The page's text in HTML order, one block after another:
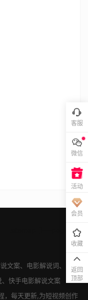
[!---page.sta
文案、 电影解说词、
电影
、 快手电影解说文案
，每天更新,为短视频创作
客服
微信
活动
会员
收藏
返回
顶部